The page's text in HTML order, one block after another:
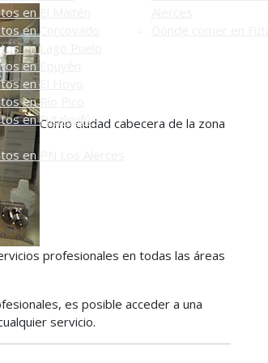
en El Maitén
en Corcovado
en Lago Puelo
en Epuyén
en El Hoyo
en Río Pico
en Futaleufú -
en PN Los Alerces
Dónde comer en
Como ciudad cabecera de la zona
profesionales en todas las áreas
es posible acceder a una
servicio.